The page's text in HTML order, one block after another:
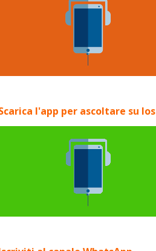
l'app per ascoltare su Ios